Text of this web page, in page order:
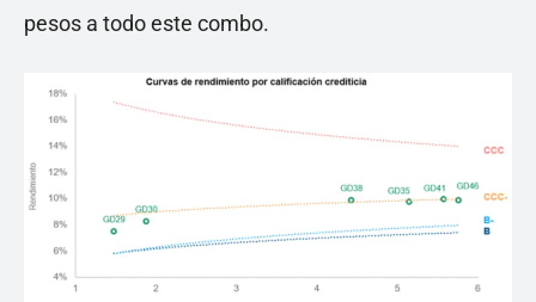
pesos a todo este combo.